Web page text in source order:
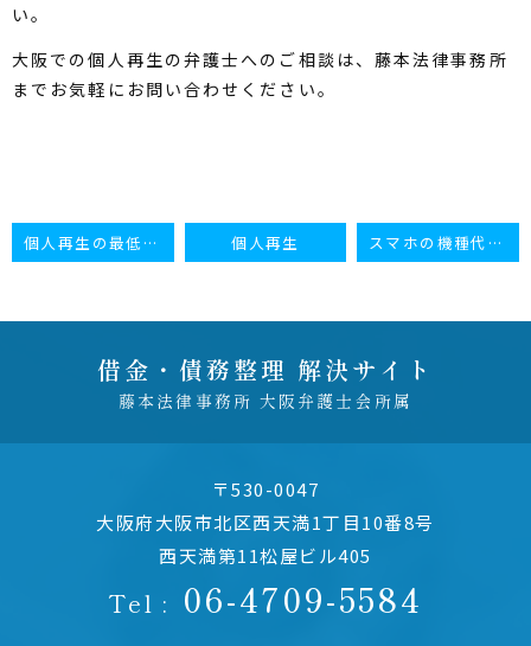
い。
大阪での個人再生の弁護士へのご相談は、藤本法律事務所
までお気軽にお問い合わせください。
個人再生の最低弁済額（清算価値について） 個人再生 スマホの機種代金の分割払い
借金・債務整理 解決サイト
藤本法律事務所 大阪弁護士会所属
〒530-0047
大阪府大阪市北区西天満1丁目10番8号
西天満第11松屋ビル405
Tel : 06-4709-5584